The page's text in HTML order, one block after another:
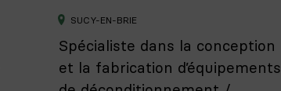
SUCY-EN-BRIE
Spécialiste dans la conception
et la fabrication d’équipements